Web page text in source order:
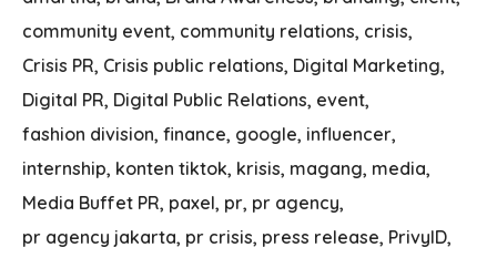
community event community relations crisis
Crisis PR Crisis public relations Digital Marketing
Digital PR Digital Public Relations event
fashion division finance google influencer
internship konten tiktok krisis magang media
Media Buffet PR paxel pr pr agency
pr agency jakarta pr crisis press release PrivyID